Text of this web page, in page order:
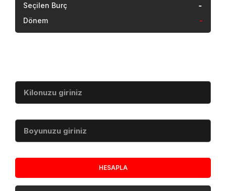
Seçilen Burç -
Dönem -
HESAPLA